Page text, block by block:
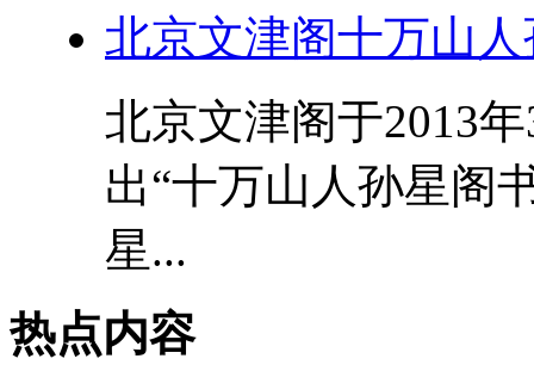
北京文津阁十万山
北京文津阁于2013
出“十万山人孙星阁
星...
热点内容